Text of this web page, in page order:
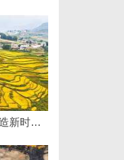
高精密光纤切割机：引领工业制造新时代的利器